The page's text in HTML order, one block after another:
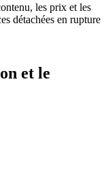
les prix et les
détachées en rupture
et le